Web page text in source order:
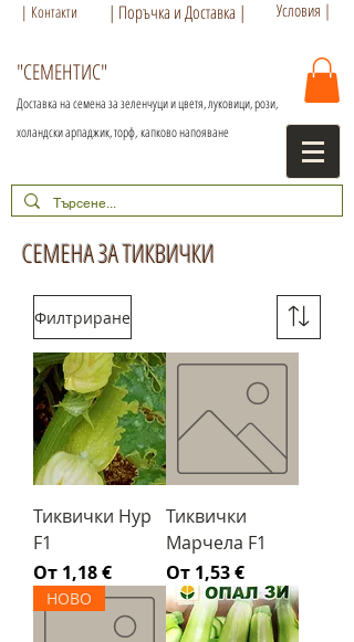
| Контакти | Поръчка и Доставка | Условия |
"СЕМЕНТИС"
Доставка на семена за зеленчуци и цветя, луковици, рози,
холандски арпаджик, торф,капково напояване
СЕМЕНА ЗА ТИКВИЧКИ
Филтриране
Тиквички Нур
F1
От 1,18 €
Продажна цена
Тиквички
Марчела F1
От 1,53 €
Продажна цена
НОВО